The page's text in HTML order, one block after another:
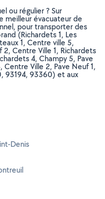
ou régulier ? Sur
meilleur évacuateur de
pour transporter des
(Richardets 1, Les
1, Centre ville 5,
Centre Ville 1, Richardets
4, Champy 5, Pave
Ville 2, Pave Neuf 1,
93194, 93360) et aux
Denis